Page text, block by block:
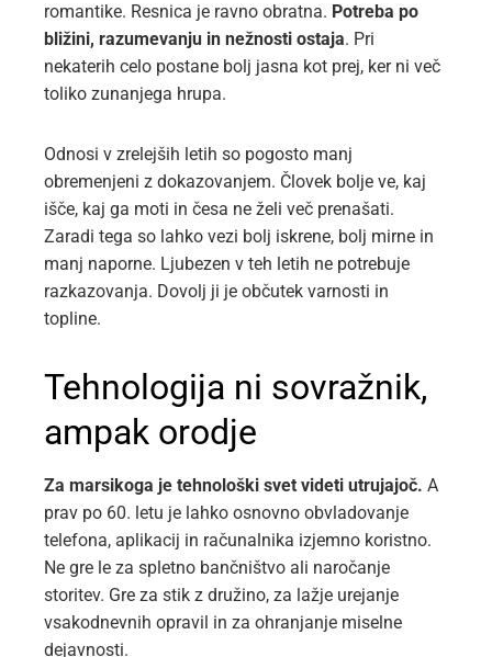
romantike. Resnica je ravno obratna. Potreba po
bližini, razumevanju in nežnosti ostaja. Pri
nekaterih celo postane bolj jasna kot prej, ker ni več
toliko zunanjega hrupa.
Odnosi v zrelejših letih so pogosto manj
obremenjeni z dokazovanjem. Človek bolje ve, kaj
išče, kaj ga moti in česa ne želi več prenašati.
Zaradi tega so lahko vezi bolj iskrene, bolj mirne in
manj naporne. Ljubezen v teh letih ne potrebuje
razkazovanja. Dovolj ji je občutek varnosti in
topline.
Tehnologija ni sovražnik,
ampak orodje
Za marsikoga je tehnološki svet videti utrujajoč. A
prav po 60. letu je lahko osnovno obvladovanje
telefona, aplikacij in računalnika izjemno koristno.
Ne gre le za spletno bančništvo ali naročanje
storitev. Gre za stik z družino, za lažje urejanje
vsakodnevnih opravil in za ohranjanje miselne
dejavnosti.